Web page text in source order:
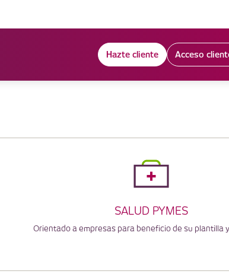
Hazte cliente Acceso
SALUD PYMES
Orientado a empresas para beneficio de su plantilla